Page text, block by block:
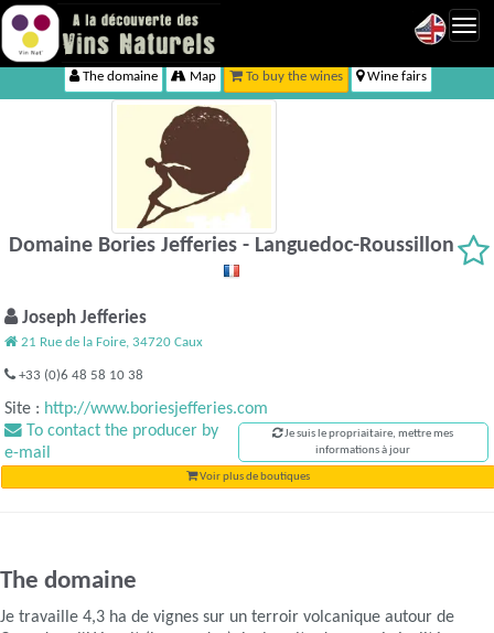
The domaine Map To buy the wines Wine fairs
Domaine Bories Jefferies - Languedoc-Roussillon
Joseph Jefferies
21 Rue de la Foire, 34720 Caux
+33 (0)6 48 58 10 38
Site : http://www.boriesjefferies.com
To contact the producer by
e-mail
Je suis le propriaitaire, mettre mes
informations à jour
Voir plus de boutiques
The domaine
Je travaille 4,3 ha de vignes sur un terroir volcanique autour de